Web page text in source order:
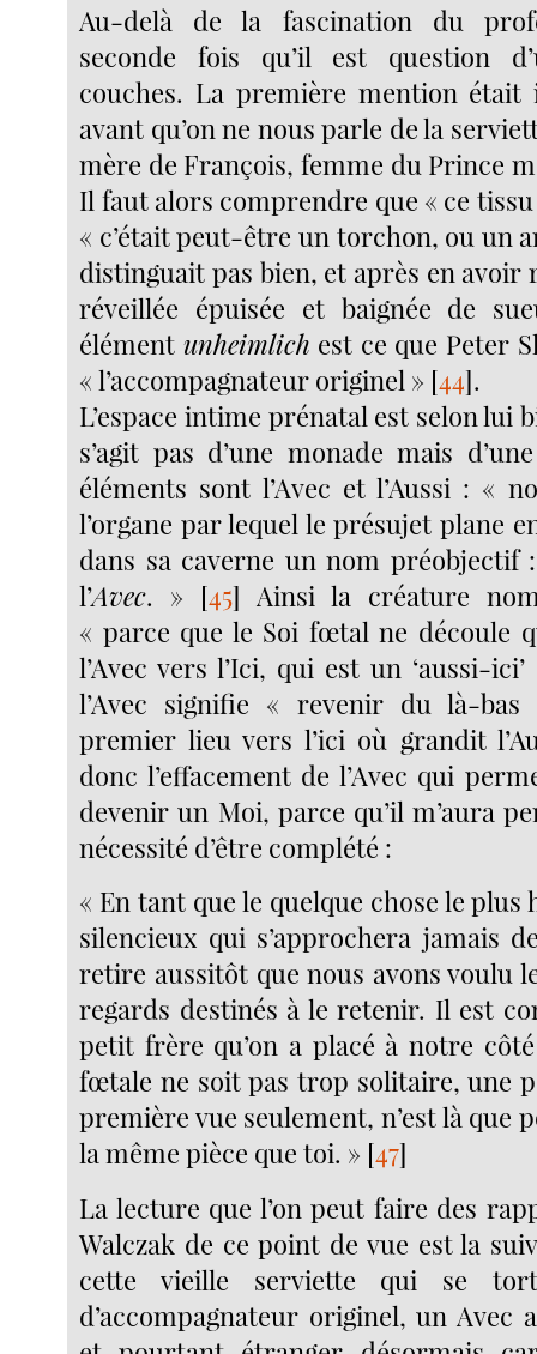
Au-delà de la fascination du
seconde fois qu’il est question
couches. La première mention était
avant qu’on ne nous parle de la
mère de François, femme du Prince
Il faut alors comprendre que « ce
« c’était peut-être un torchon, ou un
distinguait pas bien, et après en avoir
réveillée épuisée et baignée de
élément unheimlich est ce que Peter
« l’accompagnateur originel » [44].
L’espace intime prénatal est selon lui
s’agit pas d’une monade mais
éléments sont l’Avec et l’Aussi : «
l’organe par lequel le présujet plane
dans sa caverne un nom préobjectif
l’Avec. » [45] Ainsi la créature
« parce que le Soi fœtal ne découle
l’Avec vers l’Ici, qui est un ‘aussi-
l’Avec signifie « revenir du là-
premier lieu vers l’ici où grandit
donc l’effacement de l’Avec qui
devenir un Moi, parce qu’il m’aura
nécessité d’être complété :
« En tant que le quelque chose le plus
silencieux qui s’approchera jamais
retire aussitôt que nous avons voulu
regards destinés à le retenir. Il est
petit frère qu’on a placé à notre
fœtale ne soit pas trop solitaire, une
première vue seulement, n’est là que
la même pièce que toi. » [47]
La lecture que l’on peut faire des
Walczak de ce point de vue est la
cette vieille serviette qui se
d’accompagnateur originel, un Avec